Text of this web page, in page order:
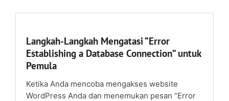
Langkah-Langkah Mengatasi “Error
Establishing a Database Connection” untuk
Pemula
Ketika Anda mencoba mengakses website
WordPress Anda dan menemukan pesan “Error